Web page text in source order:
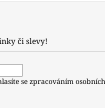
či slevy!
se zpracováním